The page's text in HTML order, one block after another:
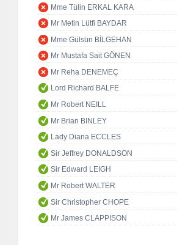
Mme Tülin ERKAL KARA
Mr Metin Lütfi BAYDAR
Mme Gülsün BİLGEHAN
Mr Mustafa Sait GÖNEN
Mr Reha DENEMEÇ
Lord Richard BALFE
Mr Robert NEILL
Mr Brian BINLEY
Lady Diana ECCLES
Sir Jeffrey DONALDSON
Sir Edward LEIGH
Mr Robert WALTER
Sir Christopher CHOPE
Mr James CLAPPISON